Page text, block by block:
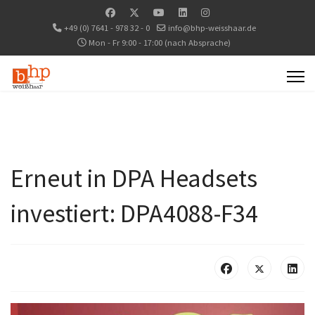
+49 (0) 7641 - 978 32 - 0
info@bhp-weisshaar.de
Mon - Fr 9:00 - 17:00 (nach Absprache)
Erneut in DPA Headsets
investiert: DPA4088-F34